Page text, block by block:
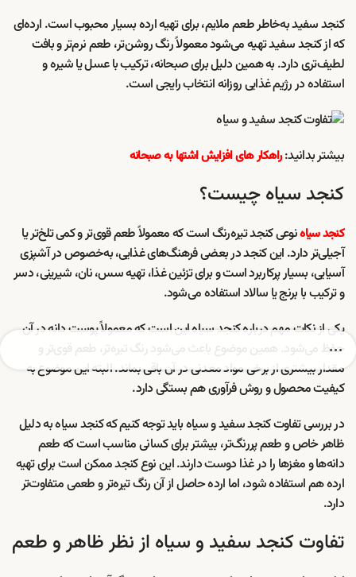
کنجد سفید به‌خاطر طعم ملایم، برای تهیه ارده بسیار محبوب است. ارده‌ای
که از کنجد سفید تهیه می‌شود معمولاً رنگ روشن‌تر، طعم نرم‌تر و بافت
لطیف‌تری دارد. به همین دلیل برای صبحانه، ترکیب با عسل یا شیره و
استفاده در رژیم غذایی روزانه انتخاب رایجی است.
بیشتر بدانید:راهکار های افزایش اشتها به صبحانه
کنجد سیاه چیست؟
کنجد سیاهنوعی کنجد تیره‌رنگ است که معمولاً طعم قوی‌تر و کمی تلخ‌تر یا
آجیلی‌تر دارد. این کنجد در بعضی فرهنگ‌های غذایی، به‌خصوص در آشپزی
آسیایی، بسیار پرکاربرد است و برای تزئین غذا، تهیه سس، نان، شیرینی، دسر
و ترکیب با برنج یا سالاد استفاده می‌شود.
یکی از نکات مهم درباره کنجد سیاه این است که معمولاً پوست دانه در آن
حفظ می‌شود. همین موضوع باعث می‌شود رنگ تیره‌تر، طعم قوی‌تر و
مقدار بیشتری از برخی مواد معدنی در آن باقی بماند. البته این موضوع به
کیفیت محصول و روش فرآوری هم بستگی دارد.
در بررسی تفاوت کنجد سفید و سیاه باید توجه کنیم که کنجد سیاه به دلیل
ظاهر خاص و طعم پررنگ‌تر، بیشتر برای کسانی مناسب است که طعم
دانه‌ها و مغزها را در غذا دوست دارند. این نوع کنجد ممکن است برای تهیه
ارده هم استفاده شود، اما ارده حاصل از آن رنگ تیره‌تر و طعمی متفاوت‌تر
دارد.
تفاوت کنجد سفید و سیاه از نظر ظاهر و طعم